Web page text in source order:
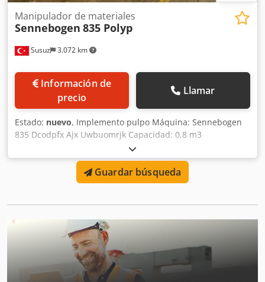
Susuz 3.072 km
Manipulador de materiales
Sennebogen 835 Polyp
Información de
precio
Llamar
Estado: nuevo, Implemento pulpo Máquina: Sennebogen
835 Dcodpfx Ajx Uwbuomrjk Capacidad: 0,8 m3
Guardar búsqueda